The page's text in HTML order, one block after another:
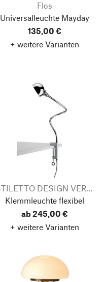
Flos
Universalleuchte Mayday
135,00 €
+ weitere Varianten
STILETTO DESIGN VERTReiB
Klemmleuchte flexibel
ab 245,00 €
+ weitere Varianten